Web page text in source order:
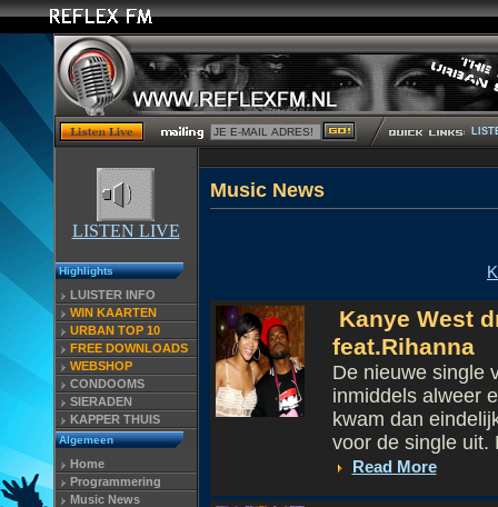
LISTEN LIVE
Highlights
LUISTER INFO
WIN KAARTEN
URBAN TOP 10
FREE DOWNLOADS
WEBSHOP
CONDOOMS
SIERADEN
KAPPER THUIS
Algemeen
Home
Programmering
Music News
Kanye West
feat.Rihanna
De nieuwe single
inmiddels alweer
kwam dan
voor de single uit.
Read More